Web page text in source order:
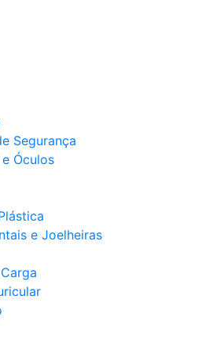
Segurança
Óculos
e Joelheiras